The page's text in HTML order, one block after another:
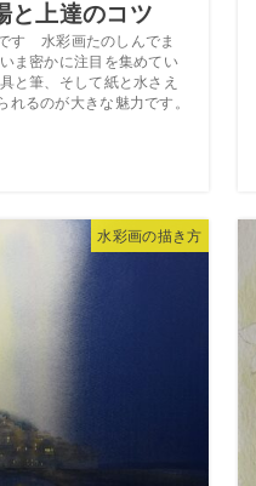
と上達のコツ
す 水彩画たのしんでま
ま密かに注目を集めてい
と筆、そして紙と水さえ
れるのが大きな魅力です。
水彩画の描き方